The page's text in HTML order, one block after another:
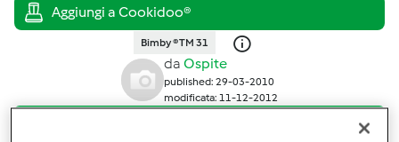
Bimby ® TM 31
da Ospite
published: 29-03-2010
modificata: 11-12-2012